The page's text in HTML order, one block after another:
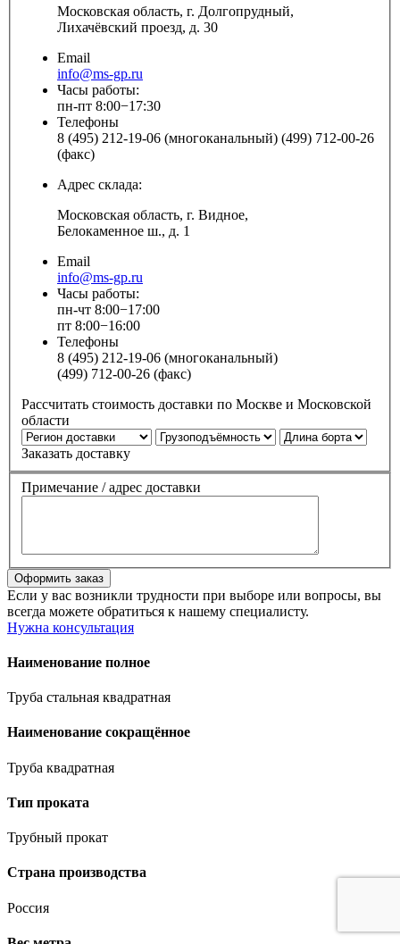
Московская область, г. Долгопрудный,
Лихачёвский проезд, д. 30
Email
info@ms-gp.ru
Часы работы:
пн-пт 8:00−17:30
Телефоны
8 (495) 212-19-06 (многоканальный) (499) 712-00-26
(факс)
Адрес склада:
Московская область, г. Видное,
Белокаменное ш., д. 1
Email
info@ms-gp.ru
Часы работы:
пн-чт 8:00−17:00
пт 8:00−16:00
Телефоны
8 (495) 212-19-06 (многоканальный)
(499) 712-00-26 (факс)
Рассчитать стоимость доставки по Москве и Московской
области
Заказать доставку
Примечание / адрес доставки
Если у вас возникли трудности при выборе или вопросы, вы
всегда можете обратиться к нашему специалисту.
Нужна консультация
Наименование полное
Труба стальная квадратная
Наименование сокращённое
Труба квадратная
Тип проката
Трубный прокат
Страна производства
Россия